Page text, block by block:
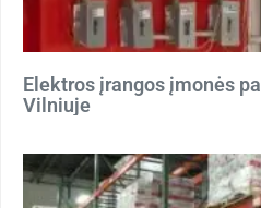
Elektros įrangos įmonės
Vilniuje